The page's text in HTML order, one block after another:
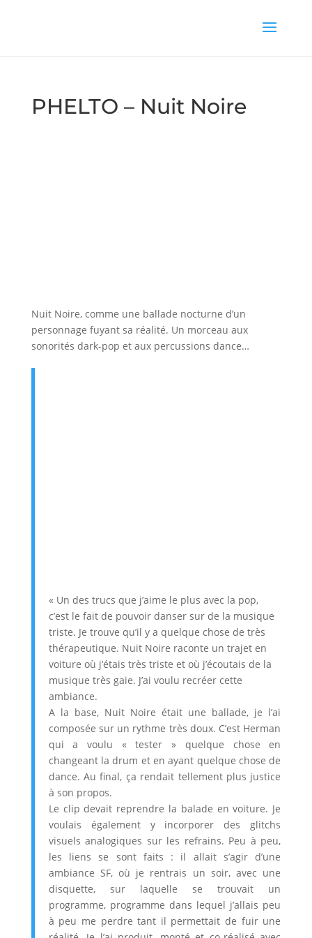
PHELTO – Nuit Noire
Nuit Noire, comme une ballade nocturne d’un
personnage fuyant sa réalité. Un morceau aux
sonorités dark-pop et aux percussions dance…
« Un des trucs que j’aime le plus avec la pop,
c’est le fait de pouvoir danser sur de la musique
triste. Je trouve qu’il y a quelque chose de très
thérapeutique. Nuit Noire raconte un trajet en
voiture où j’étais très triste et où j’écoutais de la
musique très gaie. J’ai voulu recréer cette
ambiance.
A la base, Nuit Noire était une ballade, je l’ai
composée sur un rythme très doux. C’est Herman
qui a voulu « tester » quelque chose en
changeant la drum et en ayant quelque chose de
dance. Au final, ça rendait tellement plus justice
à son propos.
Le clip devait reprendre la balade en voiture. Je
voulais également y incorporer des glitchs
visuels analogiques sur les refrains. Peu à peu,
les liens se sont faits : il allait s’agir d’une
ambiance SF, où je rentrais un soir, avec une
disquette, sur laquelle se trouvait un
programme, programme dans lequel j’allais peu
à peu me perdre tant il permettait de fuir une